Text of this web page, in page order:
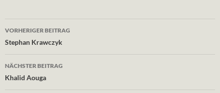
Beitragsnavigation
VORHERIGER BEITRAG
Stephan Krawczyk
NÄCHSTER BEITRAG
Khalid Aouga